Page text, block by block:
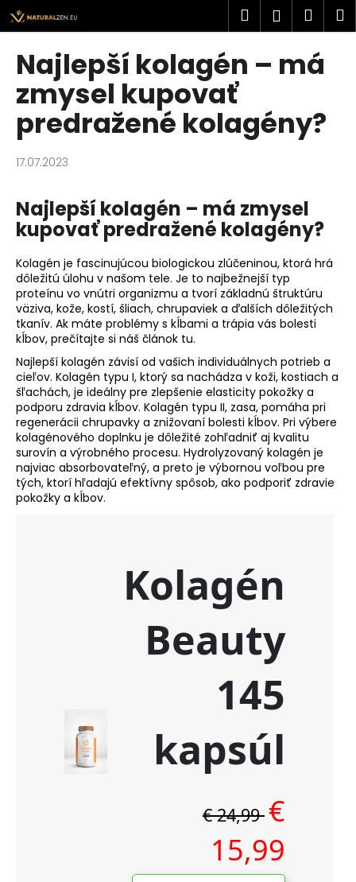
Preskoči
na
sadržaj
Pretraži
Prijava
Najlepší kolagén – má
zmysel kupovať
predražené kolagény?
17.07.2023
Najlepší kolagén – má zmysel
kupovať predražené kolagény?
Kolagén je fascinujúcou biologickou zlúčeninou, ktorá hrá
dôležitú úlohu v našom tele. Je to najbežnejší typ
proteínu vo vnútri organizmu a tvorí základnú štruktúru
väziva, kože, kostí, šliach, chrupaviek a ďalších dôležitých
tkanív. Ak máte problémy s kĺbami a trápia vás bolesti
kĺbov, prečítajte si náš článok tu.
Najlepší kolagén závisí od vašich individuálnych potrieb a
cieľov. Kolagén typu I, ktorý sa nachádza v koži, kostiach a
šľachách, je ideálny pre zlepšenie elasticity pokožky a
podporu zdravia kĺbov. Kolagén typu II, zasa, pomáha pri
regenerácii chrupavky a znižovaní bolesti kĺbov. Pri výbere
kolagénového doplnku je dôležité zohľadniť aj kvalitu
surovín a výrobného procesu. Hydrolyzovaný kolagén je
najviac absorbovateľný, a preto je výbornou voľbou pre
tých, ktorí hľadajú efektívny spôsob, ako podporiť zdravie
pokožky a kĺbov.
K
o
Š
t
o
t
r
ž
i
t
e
?
PRETRAŽI
P
r
e
p
DERMOKOZMETIČKA